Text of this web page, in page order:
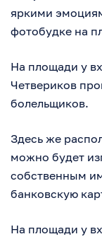
яркими
фотобудке на
На площади у
Четвериков
болельщиков.
Здесь же
можно будет
собственным
банковскую
На площади у